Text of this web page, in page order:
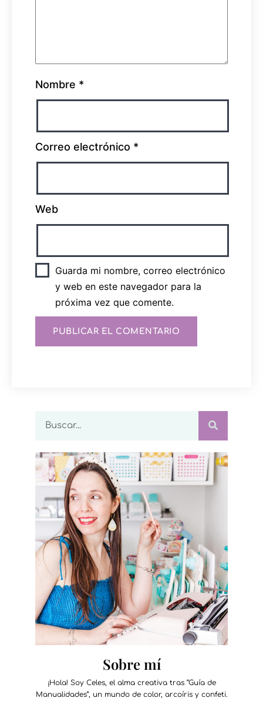
Nombre *
Correo electrónico *
Web
Guarda mi nombre, correo electrónico
y web en este navegador para la
próxima vez que comente.
Sobre mí
¡Hola! Soy Celes, el alma creativa tras “Guía de
Manualidades”, un mundo de color, arcoíris y confeti.